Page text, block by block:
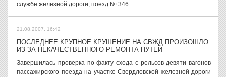
службе железной дороги, поезд № 346...
21.08.2007, 16:42
ПОСЛЕДНЕЕ КРУПНОЕ КРУШЕНИЕ НА СВЖД ПРОИЗОШЛО
ИЗ-ЗА НЕКАЧЕСТВЕННОГО РЕМОНТА ПУТЕЙ
Завершилась проверка по факту схода с рельсов девяти вагонов
пассажирского поезда на участке Свердловской железной дороги